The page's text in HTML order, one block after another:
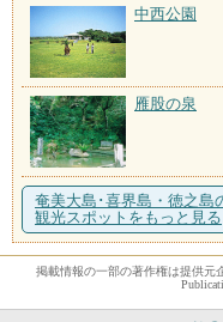
中西公園
雁股の泉
奄美大島･喜界島・徳之島
観光スポットをもっと見る
掲載情報の一部の著作権は提供元